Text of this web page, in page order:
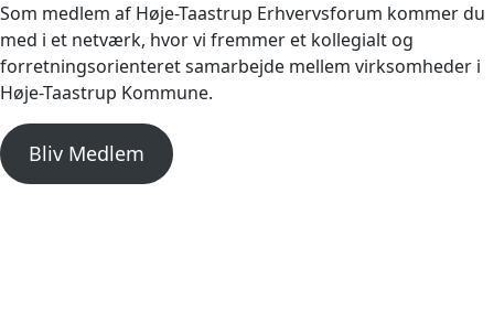
Som medlem af Høje-Taastrup Erhvervsforum kommer du
med i et netværk, hvor vi fremmer et kollegialt og
forretningsorienteret samarbejde mellem virksomheder i
Høje-Taastrup Kommune.
Bliv Medlem